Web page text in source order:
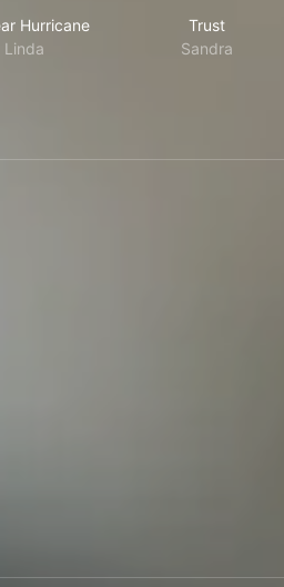
Hurricane
Linda
Trust
Sandra